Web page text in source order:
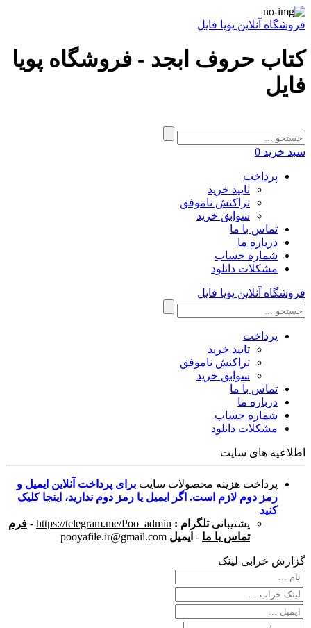
فروشگاه آنلاین پویا فایل
کتاب حروف ابجد - فروشگاه پویا
فایل
سبد خرید 0
پرداخت
تایید خرید
تراکنش ناموفق
سوابق خرید
تماس با ما
درباره ما
شماره حساب
مشکلات دانلود
فروشگاه آنلاین پویا فایل
پرداخت
تایید خرید
تراکنش ناموفق
سوابق خرید
تماس با ما
درباره ما
شماره حساب
مشکلات دانلود
اطلاعیه های سایت
پرداخت هزینه محصولات سایت برای پرداخت آنلاین ایمیل و
رمز دوم لازم است. اگر ایمیل یا رمز دوم ندارید، اینجا کلیک
کنید
پشتیبانی تلگرام : https://telegram.me/Poo_admin
- فرم
تماس با ما - ایمیل pooyafile.ir@gmail.com
گزارش خرابی لینک